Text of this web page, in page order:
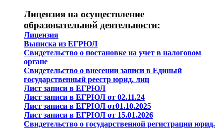
Лицензия на осуществление
образовательной деятельности:
Лицензия
Выписка из ЕГРЮЛ
Свидетельство о постановке на учет в налоговом
органе
Свидетельство о внесении записи в Единый
государственный реестр юрид. лиц
Лист записи в ЕГРЮЛ
Лист записи в ЕГРЮЛ от 02.11.24
Лист записи в ЕГРЮЛ от01.10.2025
Лист записи в ЕГРЮЛ от 15.01.2026
Свидетельство о государственной регистрации юрид.